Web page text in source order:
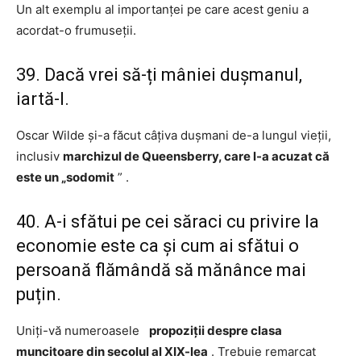
Un alt exemplu al importanței pe care acest geniu a
acordat-o frumuseții.
39. Dacă vrei să-ți mâniei dușmanul,
iartă-l.
Oscar Wilde și-a făcut câțiva dușmani de-a lungul vieții,
inclusiv marchizul de Queensberry, care l-a acuzat că
este un „sodomit ” .
40. A-i sfătui pe cei săraci cu privire la
economie este ca și cum ai sfătui o
persoană flămândă să mănânce mai
puțin.
Uniți-vă numeroasele propoziții despre clasa
muncitoare din secolul al XIX-lea . Trebuie remarcat